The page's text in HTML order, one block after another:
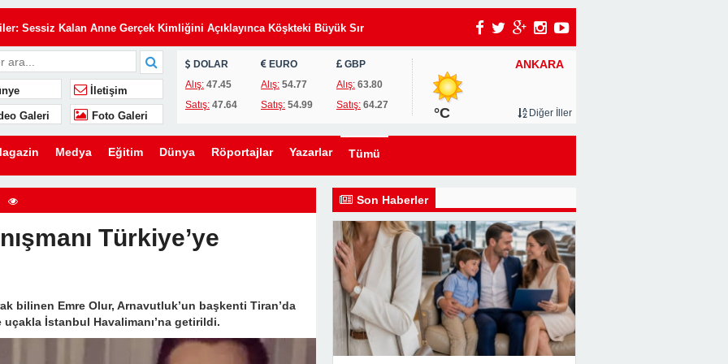
Sessiz Kalan Anne Gerçek Kimliğini Açıklayınca Köşkteki Büyük Sır
Annemi Hizmetçi Gibi Çalıştırıyorlardı: Tapunun Kime Ait Olduğunu
Gün, Kayınvalidesinin Son Hediyesi Hayatını Değiştirdi
Oğlunu Kurtaran Babanın Büyük Sırrı
Kahvaltı Masasında Tüm Gerçekleri Ortaya Çıkardı
Üvey Babasının Yaptığı Gizli Davet Tüm Ailenin Kaderini Değiştirdi
Gelen Gizemli Kadını Anlattı… Gerçeği Öğrendiğimde Gözyaşlarıma
İki Havlu, Bir Babanın Sakladığı Büyük Acıyı Ortaya Çıkardı
Kurduğu Planı Tek Bir İmza Çökertti
İletişim
Galeri Foto Galeri
DOLAR
Alış: 47.45
Satış: 47.64
EURO
Alış:54.77
Satış:54.99
GBP
Alış:63.80
Satış:64.27
ANKARA
°C Diğer İller
Medya Eğitim Dünya Röportajlar Yazarlar Tümü
Türkiye’ye
bilinen Emre Olur, Arnavutluk’un başkenti Tiran’da
uçakla İstanbul Havalimanı’na getirildi.
Son Haberler